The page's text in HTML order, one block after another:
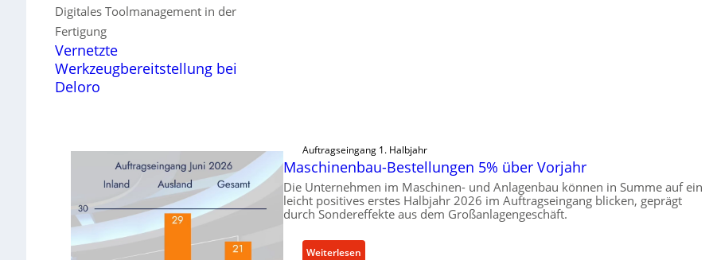
Digitales Toolmanagement in der
Fertigung
Vernetzte
Werkzeugbereitstellung bei
Deloro
Auftragseingang 1. Halbjahr
Maschinenbau-Bestellungen 5% über Vorjahr
Die Unternehmen im Maschinen- und Anlagenbau können in Summe auf ein
leicht positives erstes Halbjahr 2026 im Auftragseingang blicken, geprägt
durch Sondereffekte aus dem Großanlagengeschäft.
Weiterlesen